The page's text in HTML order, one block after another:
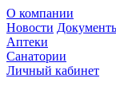
О компании
Новости
Аптеки
Санатории
Личный кабинет